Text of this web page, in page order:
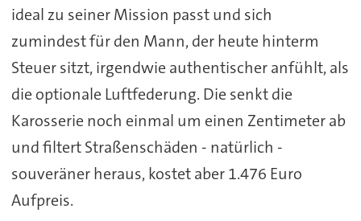
ideal zu seiner Mission passt und sich
zumindest für den Mann, der heute hinterm
Steuer sitzt, irgendwie authentischer anfühlt, als
die optionale Luftfederung. Die senkt die
Karosserie noch einmal um einen Zentimeter ab
und filtert Straßenschäden - natürlich -
souveräner heraus, kostet aber 1.476 Euro
Aufpreis.